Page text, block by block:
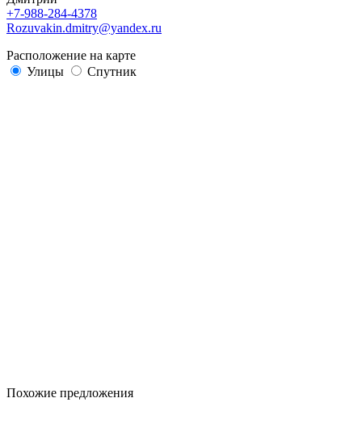
+7-988-284-4378
Rozuvakin.dmitry@yandex.ru
Расположение на карте
Улицы
Спутник
Похожие предложения